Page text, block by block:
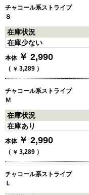
チャコール系ストライプ
Ｓ
在庫状況
在庫少ない
本体 ￥ 2,990
（ ￥ 3,289 ）
チャコール系ストライプ
Ｍ
在庫状況
在庫あり
本体 ￥ 2,990
（ ￥ 3,289 ）
チャコール系ストライプ
Ｌ